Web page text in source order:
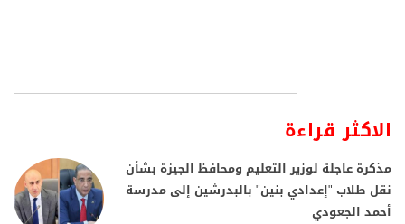
الاكثر قراءة
مذكرة عاجلة لوزير التعليم ومحافظ الجيزة بشأن
نقل طلاب "إعدادي بنين" بالبدرشين إلى مدرسة
أحمد الجعودي